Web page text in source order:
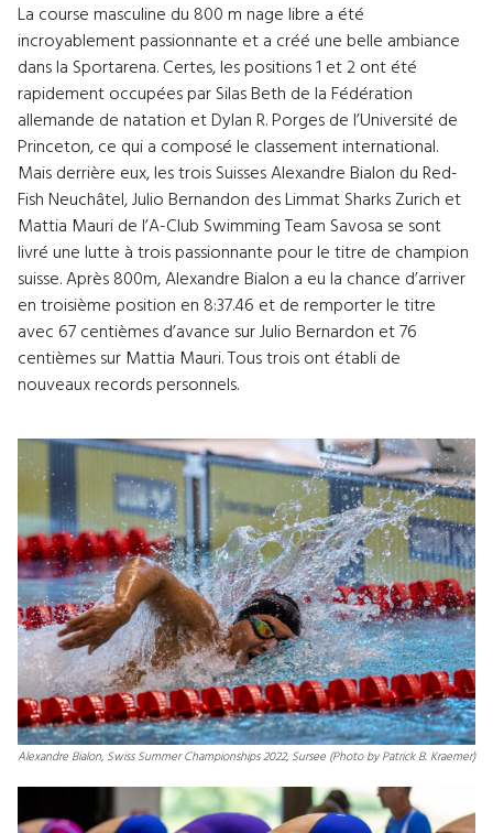
Alexandre Bialon, Swiss Summer Championships 2022, Sursee (Photo by Patrick B. Kraemer)
La course masculine du 800 m nage libre a été
incroyablement passionnante et a créé une belle ambiance
dans la Sportarena. Certes, les positions 1 et 2 ont été
rapidement occupées par Silas Beth de la Fédération
allemande de natation et Dylan R. Porges de l’Université de
Princeton, ce qui a composé le classement international.
Mais derrière eux, les trois Suisses Alexandre Bialon du Red-
Fish Neuchâtel, Julio Bernandon des Limmat Sharks Zurich et
Mattia Mauri de l’A-Club Swimming Team Savosa se sont
livré une lutte à trois passionnante pour le titre de champion
suisse. Après 800m, Alexandre Bialon a eu la chance d’arriver
en troisième position en 8:37.46 et de remporter le titre
avec 67 centièmes d’avance sur Julio Bernardon et 76
centièmes sur Mattia Mauri. Tous trois ont établi de
nouveaux records personnels.